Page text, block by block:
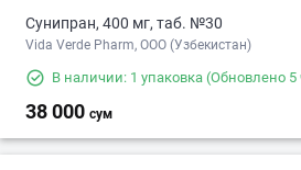
Сунипран, 400 мг, таб. №30
Vida Verde Pharm, ООО (Узбекистан)
В наличии: 1 упаковка (Обновлено 5
38 000 сум